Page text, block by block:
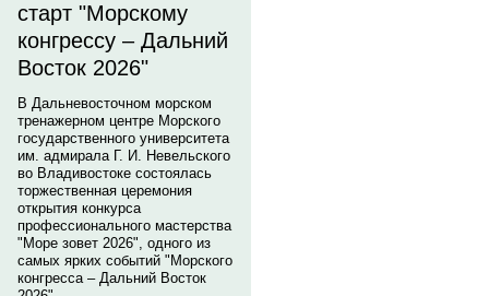
старт "Морскому
конгрессу – Дальний
Восток 2026"
В Дальневосточном морском
тренажерном центре Морского
государственного университета
им. адмирала Г. И. Невельского
во Владивостоке состоялась
торжественная церемония
открытия конкурса
профессионального мастерства
"Море зовет 2026", одного из
самых ярких событий "Морского
конгресса – Дальний Восток